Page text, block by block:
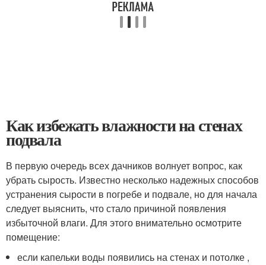
Как избежать влажности на стенах
подвала
В первую очередь всех дачников волнует вопрос, как
убрать сырость. Известно несколько надежных способов
устранения сырости в погребе и подвале, но для начала
следует выяснить, что стало причиной появления
избыточной влаги. Для этого внимательно осмотрите
помещение:
если капельки воды появились на стенах и потолке ,